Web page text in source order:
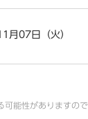
月07日（火）
能性がありますの